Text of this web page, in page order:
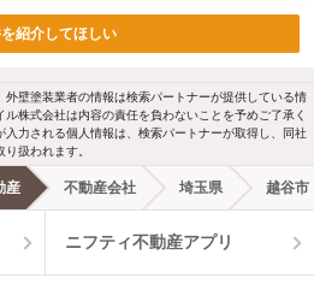
紹介してほしい
外壁塗装業者の情報は検索パートナーが提供している情
株式会社は内容の責任を負わないことを予めご了承く
力される個人情報は、検索パートナーが取得し、同社
扱われます。
産 不動産会社 埼玉県 越谷市
ニフティ不動産アプリ